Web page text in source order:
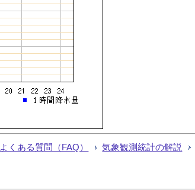
よくある質問（FAQ） 気象観測統計の解説